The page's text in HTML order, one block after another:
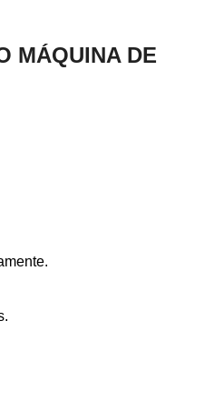
MÁQUINA DE